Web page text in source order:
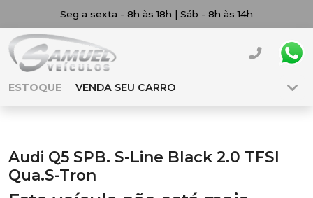
Seg a sexta - 8h às 18h | Sáb - 8h às 14h
ESTOQUE VENDA SEU CARRO
Audi Q5 SPB. S-Line Black 2.0 TFSI
Qua.S-Tron